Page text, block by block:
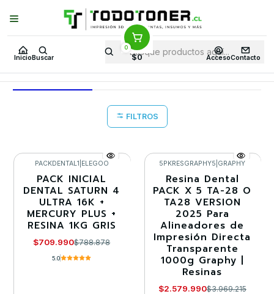
Inicio Buscar
0
$0 AccesoContacto
Puedes Elegir: Comprar enTienda· Despachoa Todo Chile · Retiro en
Tienda en24 Horas
Inicio Todo packs PACK IMPRESIÓN 3D DENTAL
PACK IMPRESIÓN 3D DENTAL
FILTROS
-10%
Agotado
PACKDENTAL1 ELEGOO
PACK INICIAL
DENTAL SATURN 4
ULTRA 16K +
MERCURY PLUS +
RESINA 1KG GRIS
$709.990$788.878
5.0
-35%
5PKRESGRAPHY5 GRAPHY
Resina Dental
PACK X 5 TA-28 O
TA28 VERSION
2025 Para
Alineadores de
Impresión Directa
Transparente
1000g Graphy |
Resinas
$2.579.990$3.969.215